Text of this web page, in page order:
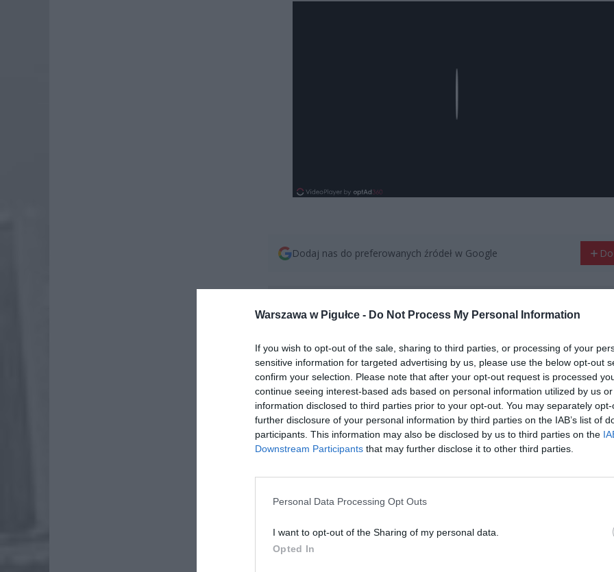
Warszawa w Pigułce - Do Not Process My Personal Information
If you wish to opt-out of the sale, sharing to third parties, or processing of your
sensitive information for targeted advertising by us, please use the below opt-out
confirm your selection. Please note that after your opt-out request is processed
continue seeing interest-based ads based on personal information utilized by us
information disclosed to third parties prior to your opt-out. You may separately
further disclosure of your personal information by third parties on the IAB’s list of
participants. This information may also be disclosed by us to third parties on the
Downstream Participants that may further disclose it to other third parties.
Personal Data Processing Opt Outs
I want to opt-out of the Sharing of my personal data.
Opted In
Dodaj nas do preferowanych źródeł w Google